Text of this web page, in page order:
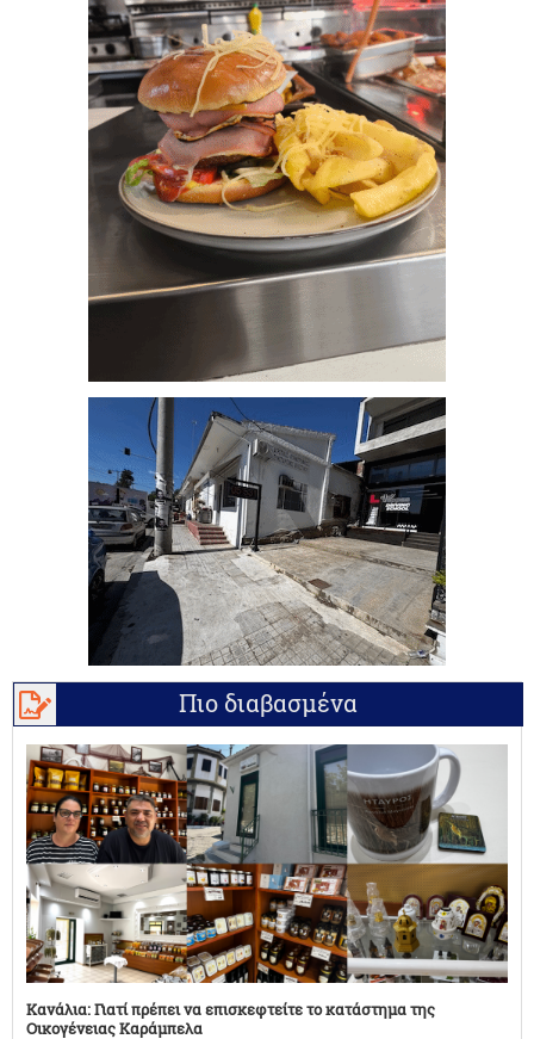
Πιο διαβασμένα
Κανάλια: Γιατί πρέπει να επισκεφτείτε το κατάστημα της
Οικογένειας Καράμπελα